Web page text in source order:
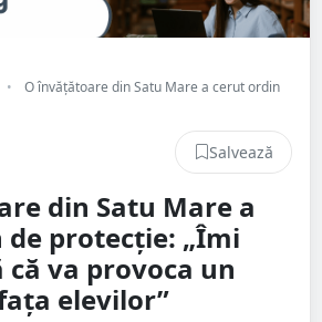
•
O învățătoare din Satu Mare a cerut ordin
Salvează
din Satu Mare a
protecție: „Îmi
că va provoca un
elevilor”